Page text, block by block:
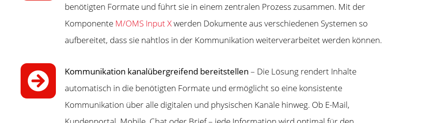
benötigten Formate und führt sie in einem zentralen Prozess zusammen. Mit der
Komponente M/OMS Input Xwerden Dokumente aus verschiedenen Systemen so
aufbereitet, dass sie nahtlos in der Kommunikation weiterverarbeitet werden können.
Kommunikation kanalübergreifend bereitstellen – Die Lösung rendert Inhalte
automatisch in die benötigten Formate und ermöglicht so eine konsistente
Kommunikation über alle digitalen und physischen Kanäle hinweg. Ob E-Mail,